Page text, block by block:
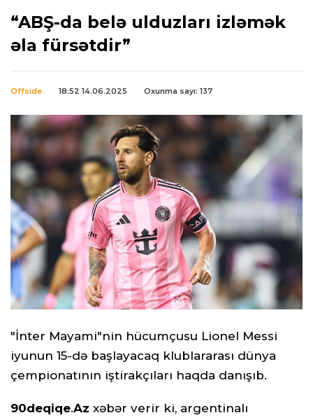
“ABŞ-da belə ulduzları izləmək
əla fürsətdir”
Offside 18:52 14.06.2025 Oxunma sayı: 137
"İnter Mayami"nin hücumçusu Lionel Messi
iyunun 15-də başlayacaq klublararası dünya
çempionatının iştirakçıları haqda danışıb.
90deqiqe.Az xəbər verir ki, argentinalı